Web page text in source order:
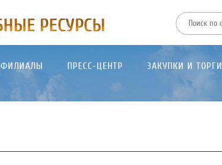
ФИЛИАЛЫ ПРЕСС-ЦЕНТР ЗАКУПКИ И ТОРГИ